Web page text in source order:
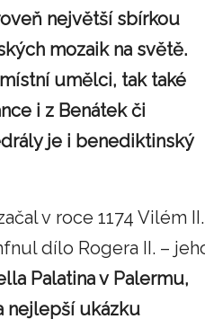
největší sbírkou
mozaik na světě.
umělci, tak také
i z Benátek či
je i benediktinský
v roce 1174 Vilém II.
dílo Rogera II. –
Palatina v Palermu,
nejlepší ukázku